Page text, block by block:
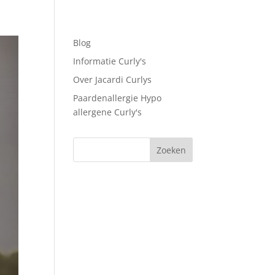
Blog
Informatie Curly's
Over Jacardi Curlys
Paardenallergie Hypo
allergene Curly's
Zoeken